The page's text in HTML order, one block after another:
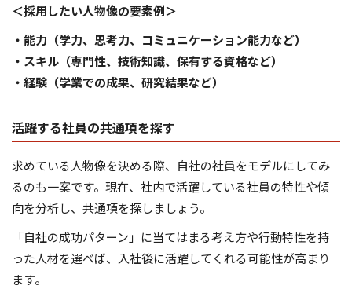
＜採用したい人物像の要素例＞
・能力（学力、思考力、コミュニケーション能力など）
・スキル（専門性、技術知識、保有する資格など）
・経験（学業での成果、研究結果など）
活躍する社員の共通項を探す
求めている人物像を決める際、自社の社員をモデルにしてみ
るのも一案です。現在、社内で活躍している社員の特性や傾
向を分析し、共通項を探しましょう。
「自社の成功パターン」に当てはまる考え方や行動特性を持
った人材を選べば、入社後に活躍してくれる可能性が高まり
ます。